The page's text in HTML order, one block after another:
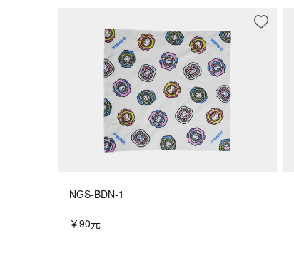
NGS-BDN-1
￥90元